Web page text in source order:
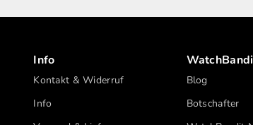
Info
Kontakt & Widerruf
Info
Blog
Botschafter